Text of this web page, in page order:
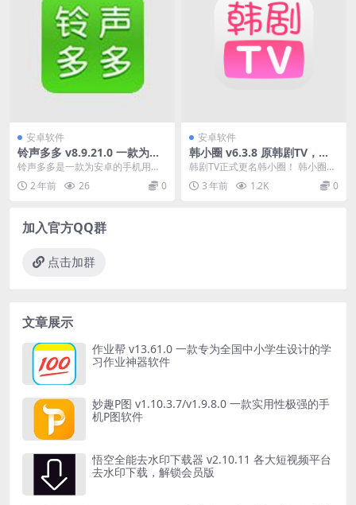
安卓软件
铃声多多 v8.9.21.0 一款为安
卓的手机用户们所打造的铃声
APP
铃声多多是一款为安卓的手机用户
们所打造的铃声APP，这个版本已
经完美的解锁所有的...
2 年前 26 0
安卓软件
韩小圈 v6.3.8 原韩剧TV，最
全的韩剧资源全聚合软件，去
广告解锁高级版
韩剧TV正式更名韩小圈！ 韩小圈
（原韩剧TV），最新最全的韩剧资
源全聚合。以更小...
3 年前 1.2K 0
加入官方QQ群
点击加群
文章展示
作业帮 v13.61.0 一款专为全国中小学生设计的学
习作业神器软件
妙趣P图 v1.10.3.7/v1.9.8.0 一款实用性极强的手
机P图软件
悟空全能去水印下载器 v2.10.11 各大短视频平台
去水印下载，解锁会员版